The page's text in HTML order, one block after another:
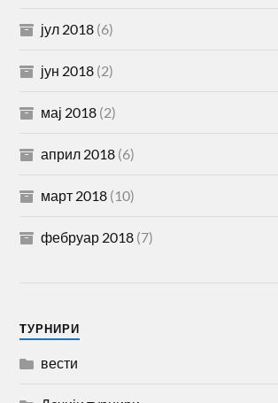
јул 2018 (6)
јун 2018 (2)
мај 2018 (2)
април 2018 (6)
март 2018 (10)
фебруар 2018 (7)
TУРНИРИ
вести